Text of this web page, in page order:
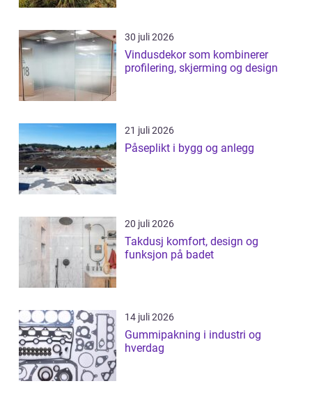
30 juli 2026
Vindusdekor som kombinerer
profilering, skjerming og design
21 juli 2026
Påseplikt i bygg og anlegg
20 juli 2026
Takdusj komfort, design og
funksjon på badet
14 juli 2026
Gummipakning i industri og
hverdag